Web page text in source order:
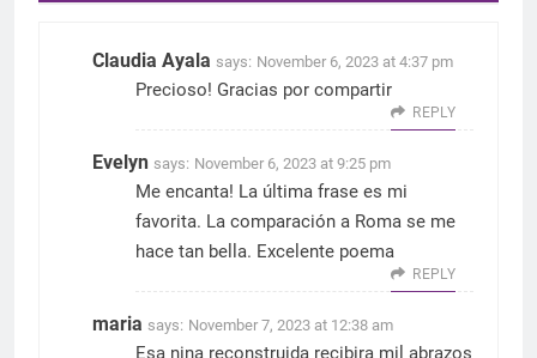
Claudia Ayala says: November 6, 2023 at 4:37 pm
Precioso! Gracias por compartir
REPLY
Evelyn says: November 6, 2023 at 9:25 pm
Me encanta! La última frase es mi
favorita. La comparación a Roma se me
hace tan bella. Excelente poema
REPLY
maria says: November 7, 2023 at 12:38 am
Esa nina reconstruida recibira mil abrazos